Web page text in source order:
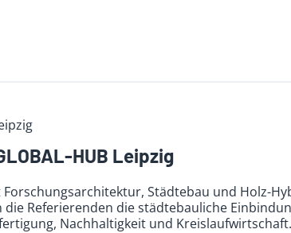
HUB Leipzig
Forschungsarchitektur, Städtebau und Holz-
Referierenden die städtebauliche
Nachhaltigkeit und Kreislaufwirtschaft.